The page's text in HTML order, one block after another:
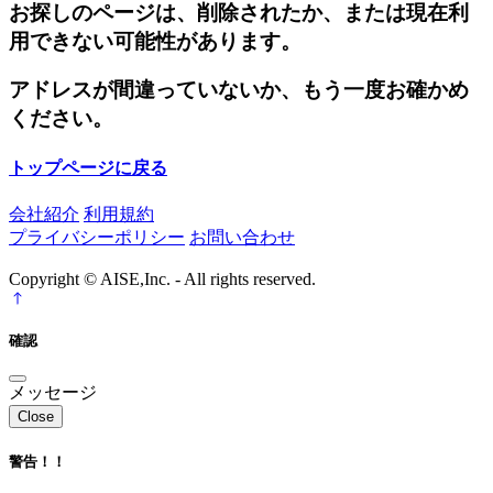
お探しのページは、削除されたか、または現在利
用できない可能性があります。
アドレスが間違っていないか、もう一度お確かめ
ください。
トップページに戻る
会社紹介 利用規約
プライバシーポリシー お問い合わせ
Copyright © AISE,Inc. - All rights reserved.
確認
メッセージ
Close
警告！！